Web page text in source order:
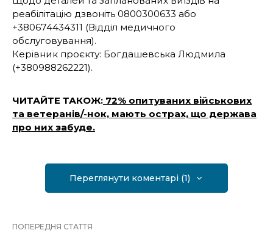
реабілітацію дзвоніть 0800300633 або
+380674434311 (Відділ медичного
обслуговування).
Керівник проєкту: Богдашевська Людмила
(+380988262221).
ЧИТАЙТЕ ТАКОЖ: 72% опитуваних військових
та ветеранів/-нок, мають острах, що держава
про них забуде.
Переглянути коментарі (1)
ПОПЕРЕДНЯ СТАТТЯ